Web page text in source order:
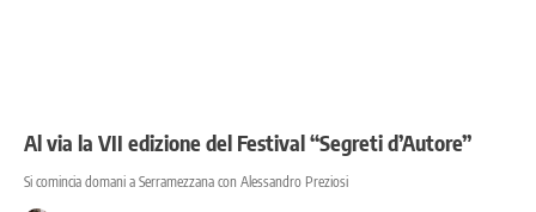
Al via la VII edizione del Festival “Segreti d’Autore”
Si comincia domani a Serramezzana con Alessandro Preziosi